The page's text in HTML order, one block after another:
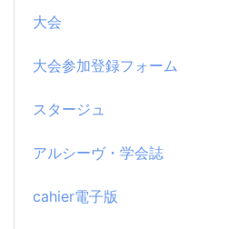
大会
大会参加登録フォーム
スタージュ
アルシーヴ・学会誌
cahier電子版